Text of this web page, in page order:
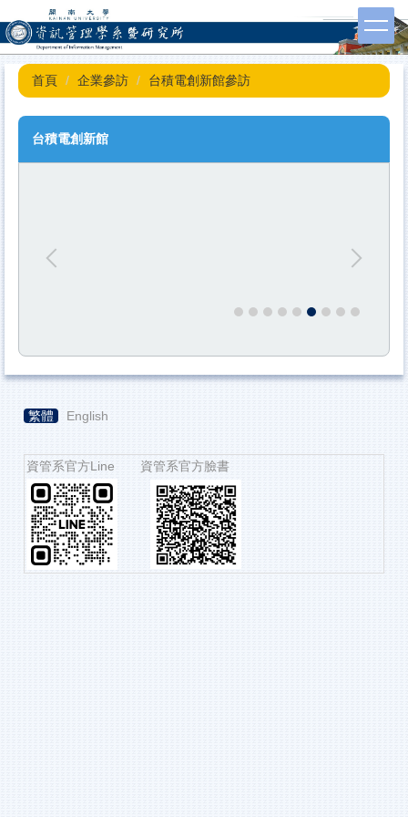
到
主
要
內
首頁 企業參訪 台積電創新館參訪
台積電創新館
繁體 English
資管系官方Line 資管系官方臉書